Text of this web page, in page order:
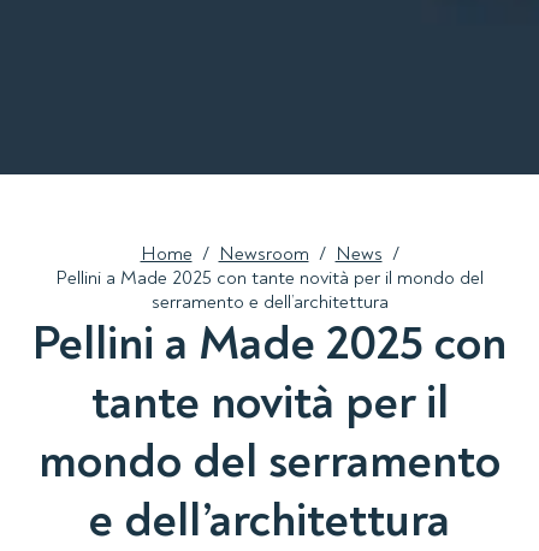
Home / Newsroom / News /
Pellini a Made 2025 con tante novità per il mondo del
serramento e dell’architettura
Pellini a Made 2025 con
tante novità per il
mondo del serramento
e dell’architettura